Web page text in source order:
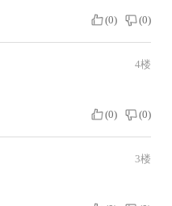
(0) (0)
4楼
(0) (0)
3楼